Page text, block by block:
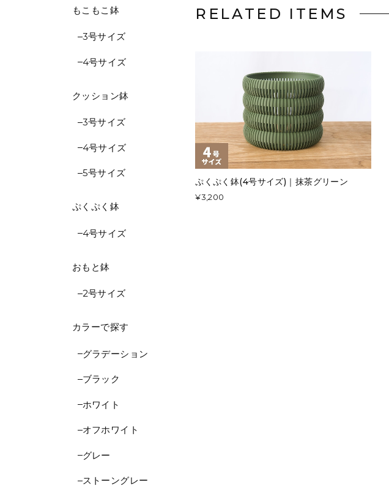
もこもこ鉢
3号サイズ
4号サイズ
クッション鉢
3号サイズ
4号サイズ
5号サイズ
ぷくぷく鉢
4号サイズ
おもと鉢
2号サイズ
カラーで探す
グラデーション
ブラック
ホワイト
オフホワイト
グレー
ストーングレー
RELATED ITEMS
ぷくぷく鉢(4号サイズ)｜抹茶グリーン
¥3,200